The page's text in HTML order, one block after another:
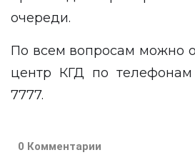
очереди.
По всем вопросам можно
центр КГД по телефонам
7777.
0 Комментарии